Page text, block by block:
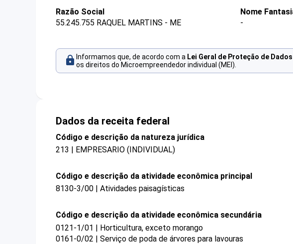
Razão Social
55.245.755 RAQUEL MARTINS - ME
Nome
-
Informamos que, de acordo com a Lei Geral de Proteção de Dados
os direitos do Microempreendedor individual (MEI).
Dados da receita federal
Código e descrição da natureza jurídica
213 | EMPRESARIO (INDIVIDUAL)
Código e descrição da atividade econômica principal
8130-3/00 | Atividades paisagísticas
Código e descrição da atividade econômica secundária
0121-1/01 | Horticultura, exceto morango
0161-0/02 | Serviço de poda de árvores para lavouras